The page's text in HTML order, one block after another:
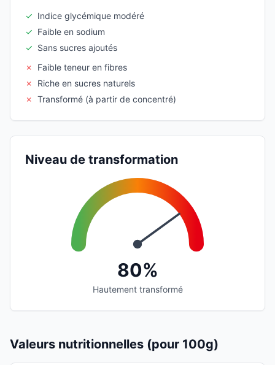
✓ Indice glycémique modéré
✓ Faible en sodium
✓ Sans sucres ajoutés
✗
Faible teneur en fibres
✗
Riche en sucres naturels
✗ Transformé (à partir de concentré)
Niveau de transformation
80%
Hautement transformé
Valeurs nutritionnelles (pour 100g)